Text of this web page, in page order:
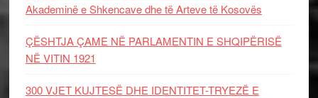
Akademinë e Shkencave dhe të Arteve të Kosovës
ÇËSHTJA ÇAME NË PARLAMENTIN E SHQIPËRISË
NË VITIN 1921
300 VJET KUJTESË DHE IDENTITET-TRYEZË E